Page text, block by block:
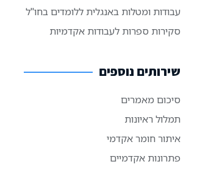
עבודות ומטלות באנגלית ללומדים בחו"ל
סקירות ספרות לעבודות אקדמיות
שירותים נוספים
סיכום מאמרים
תמלול ראיונות
איתור חומר אקדמי
פתרונות אקדמיים